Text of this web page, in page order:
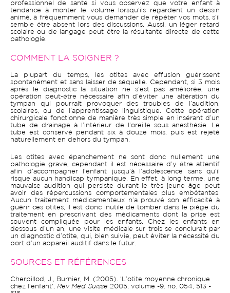
professionnel de santé si vous observez que votre enfant à
tendance à monter le volume lorsqu’ils regardent un dessin
animé, à fréquemment vous demander de répéter vos mots, s’il
semble être absent lors des discussions. Aussi, un léger retard
scolaire ou de langage peut être la résultante directe de cette
pathologie.
COMMENT LA SOIGNER ?
La plupart du temps, les otites avec effusion guérissent
spontanément et sans laisser de séquelle. Cependant, si 3 mois
après le diagnostic la situation ne s’est pas améliorée, une
opération peut-être nécessaire afin d’éviter une altération du
tympan qui pourrait provoquer des troubles de l’audition,
scolaires, ou de l’apprentissage linguistique. Cette opération
chirurgicale fonctionne de manière très simple en insérant d’un
tube de drainage à l’intérieur de l’oreille sous anesthésie. Le
tube est conservé pendant six à douze mois, puis est rejeté
naturellement en dehors du tympan.
Les otites avec épanchement ne sont donc nullement une
pathologie grave, cependant il est nécessaire d’y être attentif
afin d’accompagner l’enfant jusqu’à l’adolescence sans qu’il
risque aucun handicap tympanique. En effet, à long terme, une
mauvaise audition qui persiste durant le très jeune âge peut
avoir des répercussions comportementales plus embêtantes.
Aucun traitement médicamenteux n’a prouvé son efficacité à
guérir ces otites, il est donc inutile de tomber dans le piège du
traitement en prescrivant des médicaments dont la prise est
souvent compliquée pour les enfants. Chez les enfants en
dessous d’un an, une visite médicale sur trois se conclurait par
un diagnostic d’otite, qui, bien suivie, peut éviter la nécessité du
port d’un appareil auditif dans le futur.
SOURCES ET RÉFÉRENCES
Cherpillod, J., Burnier, M. (2005). 'L’otite moyenne chronique
chez l’enfant', Rev Med Suisse 2005; volume -9. no. 054, 513 -